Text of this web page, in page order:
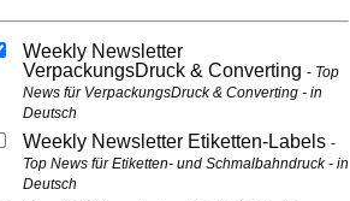
Weekly Newsletter
VerpackungsDruck & Converting Top
News für VerpackungsDruck & Converting - in
Deutsch
Weekly Newsletter Etiketten-Labels
Top News für Etiketten- und Schmalbahndruck - in
Deutsch